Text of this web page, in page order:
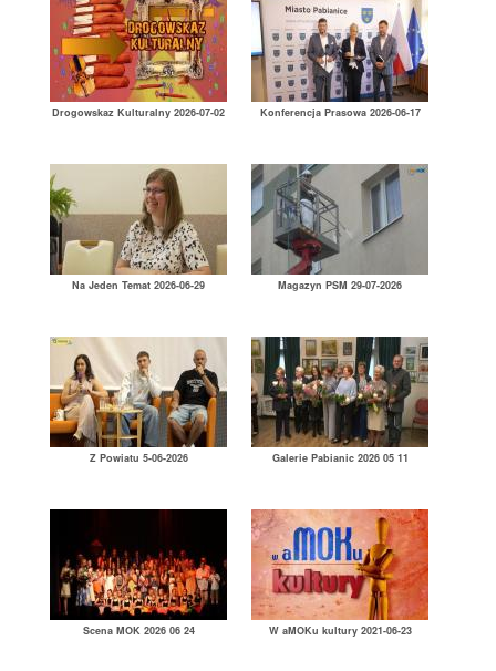
Drogowskaz Kulturalny 2026-07-02 Konferencja Prasowa 2026-06-17
Na Jeden Temat 2026-06-29 Magazyn PSM 29-07-2026
Z Powiatu 5-06-2026 Galerie Pabianic 2026 05 11
Scena MOK 2026 06 24 W aMOKu kultury 2021-06-23